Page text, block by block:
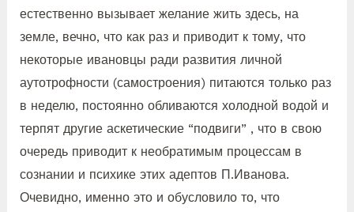
естественно вызывает желание жить здесь, на
земле, вечно, что как раз и приводит к тому, что
некоторые ивановцы ради развития личной
аутотрофности (самостроения) питаются только раз
в неделю, постоянно обливаются холодной водой и
терпят другие аскетические “подвиги” , что в свою
очередь приводит к необратимым процессам в
сознании и психике этих адептов П.Иванова.
Очевидно, именно это и обусловило то, что